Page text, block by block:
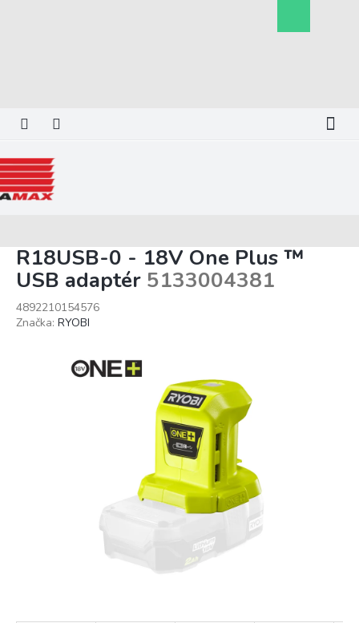
košík
R18USB-0 - 18V One Plus ™
USB adaptér 5133004381
4892210154576
Značka: RYOBI